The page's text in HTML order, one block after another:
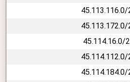
45.113.116.0/
45.113.172.0/
45.114.16.0/
45.114.112.0/
45.114.184.0/